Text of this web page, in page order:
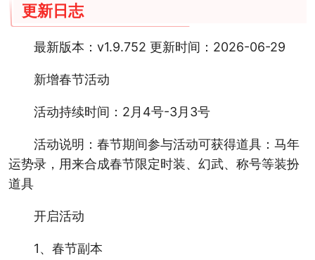
更新日志
最新版本：v1.9.752 更新时间：2026-06-29
新增春节活动
活动持续时间：2月4号-3月3号
活动说明：春节期间参与活动可获得道具：马年
运势录，用来合成春节限定时装、幻武、称号等装扮
道具
开启活动
1、春节副本